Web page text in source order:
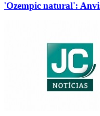
'Ozempic natural':